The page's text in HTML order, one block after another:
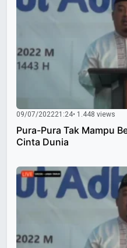
09/07/202221:24• 1.448 views
Pura-Pura Tak Mampu
Cinta Dunia